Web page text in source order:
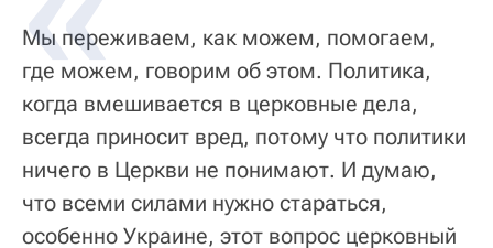
Мы переживаем, как можем, помогаем,
где можем, говорим об этом. Политика,
когда вмешивается в церковные дела,
всегда приносит вред, потому что политики
ничего в Церкви не понимают. И думаю,
что всеми силами нужно стараться,
особенно Украине, этот вопрос церковный